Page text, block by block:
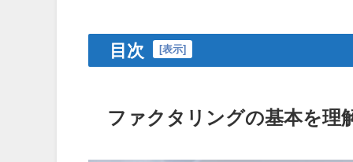
目次 [表示]
ファクタリングの基本を理